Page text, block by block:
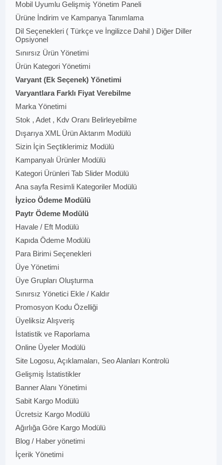
Mobil Uyumlu Gelişmiş Yönetim Paneli
Ürüne İndirim ve Kampanya Tanımlama
Dil Seçenekleri ( Türkçe ve İngilizce Dahil ) Diğer Diller
Opsiyonel
Sınırsız Ürün Yönetimi
Ürün Kategori Yönetimi
Varyant (Ek Seçenek) Yönetimi
Varyantlara Farklı Fiyat Verebilme
Marka Yönetimi
Stok , Adet , Kdv Oranı Belirleyebilme
Dışarıya XML Ürün Aktarım Modülü
Sizin İçin Seçtiklerimiz Modülü
Kampanyalı Ürünler Modülü
Kategori Ürünleri Tab Slider Modülü
Ana sayfa Resimli Kategoriler Modülü
İyzico Ödeme Modülü
Paytr Ödeme Modülü
Havale / Eft Modülü
Kapıda Ödeme Modülü
Para Birimi Seçenekleri
Üye Yönetimi
Üye Grupları Oluşturma
Sınırsız Yönetici Ekle / Kaldır
Promosyon Kodu Özelliği
Üyeliksiz Alışveriş
İstatistik ve Raporlama
Online Üyeler Modülü
Site Logosu, Açıklamaları, Seo Alanları Kontrolü
Gelişmiş İstatistikler
Banner Alanı Yönetimi
Sabit Kargo Modülü
Ücretsiz Kargo Modülü
Ağırlığa Göre Kargo Modülü
Blog / Haber yönetimi
İçerik Yönetimi